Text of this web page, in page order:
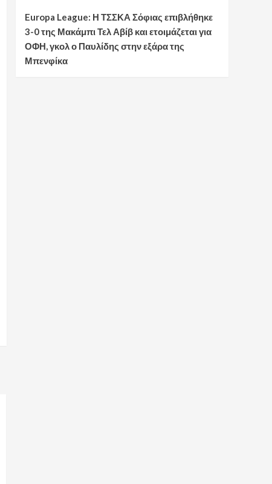
Europa League: Η ΤΣΣΚΑ Σόφιας επιβλήθηκε
3-0 της Μακάμπι Τελ Αβίβ και ετοιμάζεται για
ΟΦΗ, γκολ ο Παυλίδης στην εξάρα της
Μπενφίκα